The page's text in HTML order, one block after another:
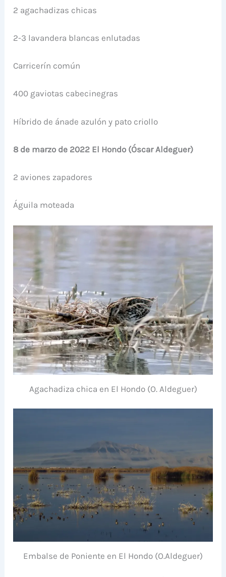
2 agachadizas chicas
2-3 lavandera blancas enlutadas
Carricerín común
400 gaviotas cabecinegras
Híbrido de ánade azulón y pato criollo
8 de marzo de 2022 El Hondo (Óscar Aldeguer)
2 aviones zapadores
Águila moteada
Agachadiza chica en El Hondo (O. Aldeguer)
Embalse de Poniente en El Hondo (O.Aldeguer)